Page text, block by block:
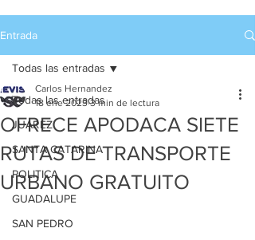
Entrada
Todas las entradas
JUAREZ
SANTA CATARINA
POLITICA
GUADALUPE
SAN PEDRO
Todas las entradas
OFRECE APODACA SIETE
RUTAS DE TRANSPORTE
URBANO GRATUITO
Carlos Hernandez
18 ene 2023 3 min de lectura